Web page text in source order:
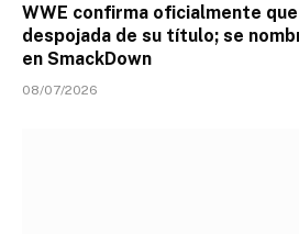
WWE confirma oficialmente
despojada de su título; se
en SmackDown
08/07/2026